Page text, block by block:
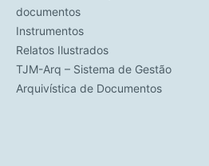
documentos
Instrumentos
Relatos Ilustrados
TJM-Arq – Sistema de Gestão
Arquivística de Documentos